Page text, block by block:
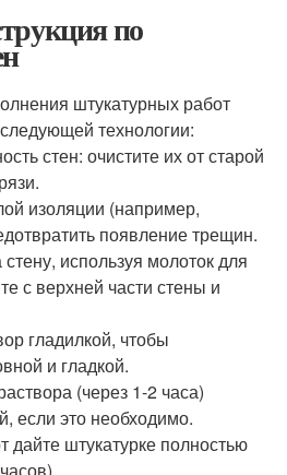
по
штукатурных работ
технологии:
стен: очистите их от старой
изоляции (например,
появление трещин.
используя молоток для
с верхней части стены и
гладилкой, чтобы
и гладкой.
(через 1-2 часа)
если это необходимо.
штукатурке полностью